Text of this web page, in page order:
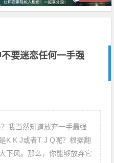
不要迷恋任何一手强
我当然知道放弃一手最强
K K J或者T J Q呢？根据翻
下风。那么，你能够放弃它